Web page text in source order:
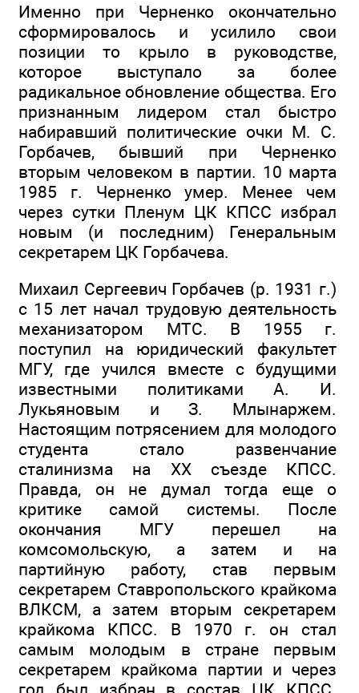
Именно при Черненко окончательно
сформировалось и усилило свои
позиции то крыло в руководстве,
которое выступало за более
радикальное обновление общества. Его
признанным лидером стал быстро
набиравший политические очки М. С.
Горбачев, бывший при Черненко
вторым человеком в партии. 10 марта
1985 г. Черненко умер. Менее чем
через сутки Пленум ЦК КПСС избрал
новым (и последним) Генеральным
секретарем ЦК Горбачева.
Михаил Сергеевич Горбачев (р. 1931 г.)
с 15 лет начал трудовую деятельность
механизатором МТС. В 1955 г.
поступил на юридический факультет
МГУ, где учился вместе с будущими
известными политиками А. И.
Лукьяновым и З. Млынаржем.
Настоящим потрясением для молодого
студента стало развенчание
сталинизма на XX съезде КПСС.
Правда, он не думал тогда еще о
критике самой системы. После
окончания МГУ перешел на
комсомольскую, а затем и на
партийную работу, став первым
секретарем Ставропольского крайкома
ВЛКСМ, а затем вторым секретарем
крайкома КПСС. В 1970 г. он стал
самым молодым в стране первым
секретарем крайкома партии и через